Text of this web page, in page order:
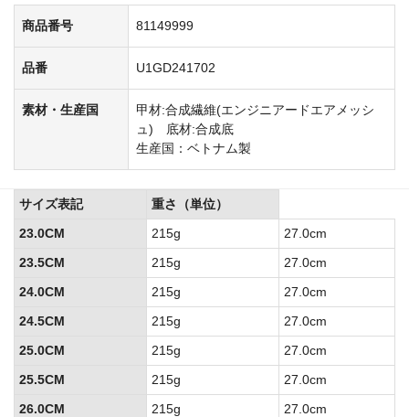
商品番号 81149999
品番 U1GD241702
素材・生産国
甲材:合成繊維(エンジニアードエアメッシ
ュ) 底材:合成底
生産国：ベトナム製
サイズ表記
重さ（単位）
23.0CM
215g
27.0cm
23.5CM
215g
27.0cm
24.0CM
215g
27.0cm
24.5CM
215g
27.0cm
25.0CM
215g
27.0cm
25.5CM
215g
27.0cm
26.0CM
215g
27.0cm